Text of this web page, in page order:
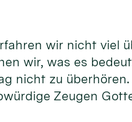
wir nicht viel
wir, was es
nicht zu
Zeugen